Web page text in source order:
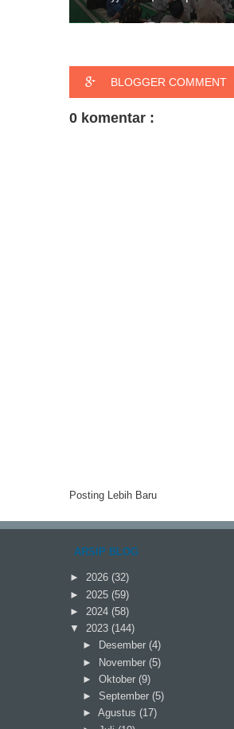
BLOGGER COMMENT
0 komentar :
Posting Lebih Baru
ARSIP BLOG
► 2026 (32)
► 2025 (59)
► 2024 (58)
▼ 2023 (144)
►
Desember (4)
► November (5)
► Oktober (9)
► September (5)
► Agustus (17)